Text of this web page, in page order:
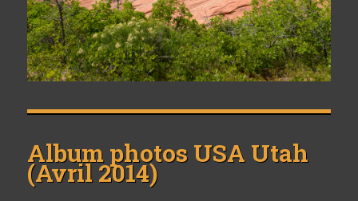
Album photos USA Utah
(Avril 2014)